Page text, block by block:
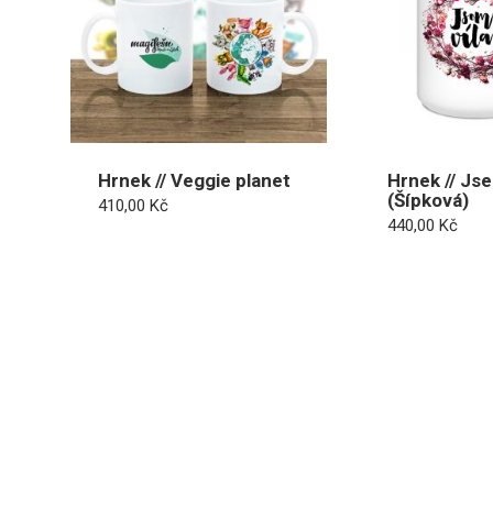
Hrnek // Veggie planet
410,00 Kč
Hrnek //
(Šípková)
440,00 Kč